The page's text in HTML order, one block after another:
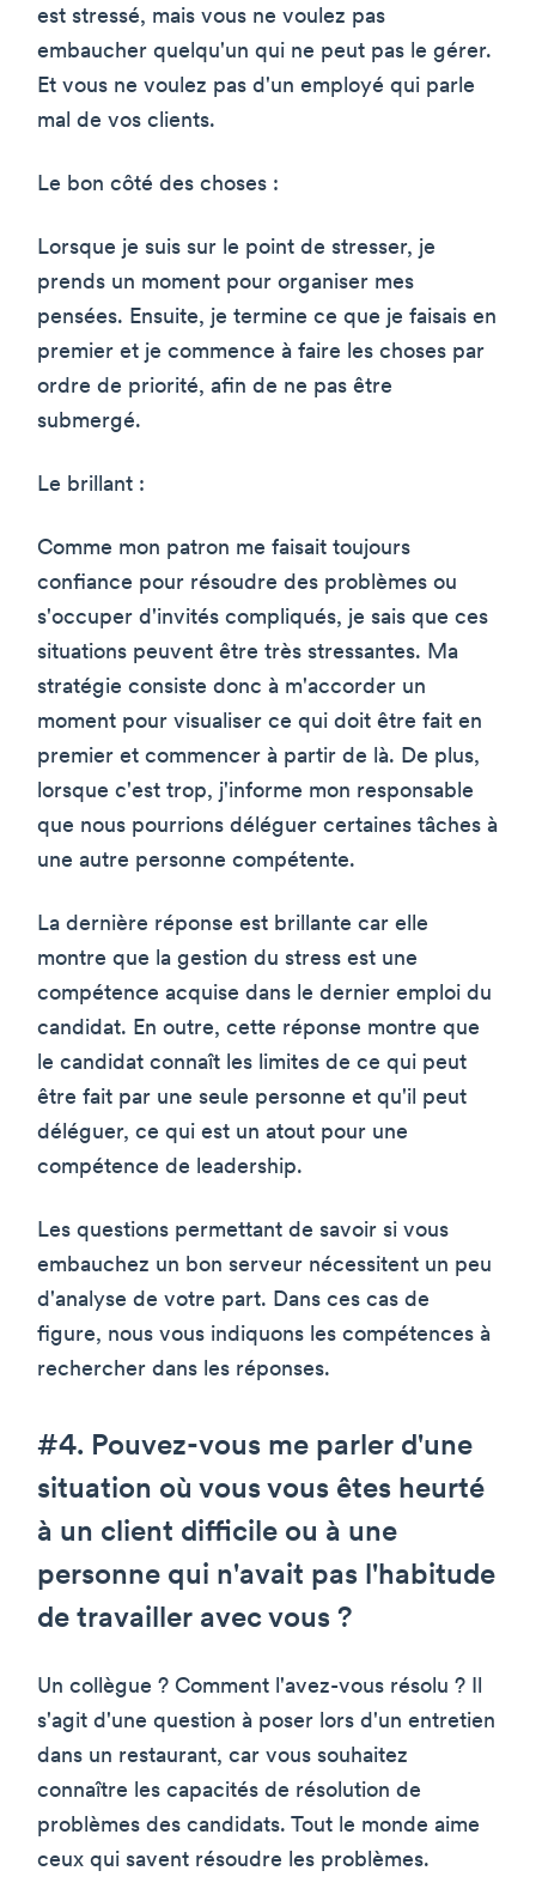
est stressé, mais vous ne voulez pas
embaucher quelqu'un qui ne peut pas le gérer.
Et vous ne voulez pas d'un employé qui parle
mal de vos clients.
Le bon côté des choses :
Lorsque je suis sur le point de stresser, je
prends un moment pour organiser mes
pensées. Ensuite, je termine ce que je faisais en
premier et je commence à faire les choses par
ordre de priorité, afin de ne pas être
submergé.
Le brillant :
Comme mon patron me faisait toujours
confiance pour résoudre des problèmes ou
s'occuper d'invités compliqués, je sais que ces
situations peuvent être très stressantes. Ma
stratégie consiste donc à m'accorder un
moment pour visualiser ce qui doit être fait en
premier et commencer à partir de là. De plus,
lorsque c'est trop, j'informe mon responsable
que nous pourrions déléguer certaines tâches à
une autre personne compétente.
La dernière réponse est brillante car elle
montre que la gestion du stress est une
compétence acquise dans le dernier emploi du
candidat. En outre, cette réponse montre que
le candidat connaît les limites de ce qui peut
être fait par une seule personne et qu'il peut
déléguer, ce qui est un atout pour une
compétence de leadership.
Les questions permettant de savoir si vous
embauchez un bon serveur nécessitent un peu
d'analyse de votre part. Dans ces cas de
figure, nous vous indiquons les compétences à
rechercher dans les réponses.
#4. Pouvez-vous me parler d'une
situation où vous vous êtes heurté
à un client difficile ou à une
personne qui n'avait pas l'habitude
de travailler avec vous ?
Un collègue ? Comment l'avez-vous résolu ? Il
s'agit d'une question à poser lors d'un entretien
dans un restaurant, car vous souhaitez
connaître les capacités de résolution de
problèmes des candidats. Tout le monde aime
ceux qui savent résoudre les problèmes.